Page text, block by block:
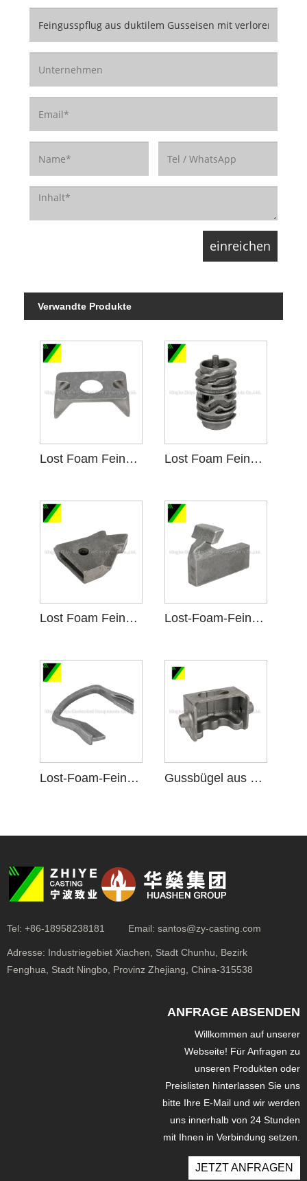
Verwandte Produkte
Lost Foam Feinguss für Motorhalterung Lost Foam Feinguss für Schaltgetriebe
Lost Foam Feinguss für Pflugscharen Lost-Foam-Feinguss für bestimmte Geräte
Lost-Foam-Feinguss für eine bestimmte Anlage Gussbügel aus duktilem Gusseisen mit verlorenem Schaum
Tel: +86-18958238181 Email: santos@zy-casting.com
Adresse: Industriegebiet Xiachen, Stadt Chunhu, Bezirk
Fenghua, Stadt Ningbo, Provinz Zhejiang, China-315538
ANFRAGE ABSENDEN
Willkommen auf unserer
Webseite! Für Anfragen zu
unseren Produkten oder
Preislisten hinterlassen Sie uns
bitte Ihre E-Mail und wir werden
uns innerhalb von 24 Stunden
mit Ihnen in Verbindung setzen.
JETZT ANFRAGEN